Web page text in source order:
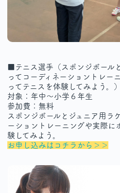
■テニス選手（スポンジボール
ってコーディネーショントレー
ってテニスを体験してみよう。）
対象：年中～小学６年生
参加費：無料
スポンジボールとジュニア用ラ
ーショントレーニングや実際に
験してみよう。
お申し込みはコチラから＞＞